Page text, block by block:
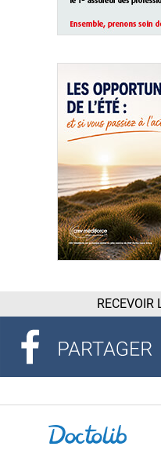
RECEVOIR